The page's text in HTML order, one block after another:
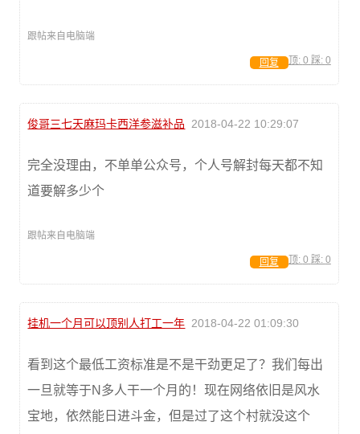
跟帖来自电脑端
顶: 0 踩: 0
回复
俊哥三七天麻玛卡西洋参滋补品 2018-04-22 10:29:07
完全没理由，不单单公众号，个人号解封每天都不知
道要解多少个
跟帖来自电脑端
顶: 0 踩: 0
回复
挂机一个月可以顶别人打工一年 2018-04-22 01:09:30
看到这个最低工资标准是不是干劲更足了？我们每出
一旦就等于N多人干一个月的！现在网络依旧是风水
宝地，依然能日进斗金，但是过了这个村就没这个